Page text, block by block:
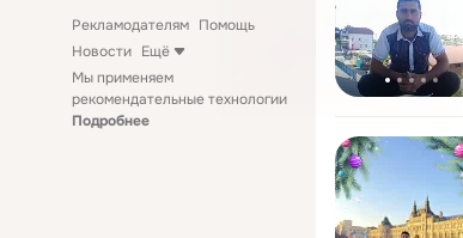
Рекламодателям Помощь
Новости Ещё
Мы применяем
рекомендательные технологии
Подробнее